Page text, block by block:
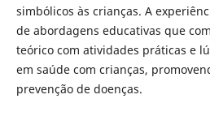
simbólicos às crianças. A
de abordagens educativas que
teórico com atividades práticas e
em saúde com crianças,
prevenção de doenças.